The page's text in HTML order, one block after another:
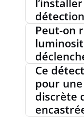
NOMBRE DE
PRODUCT
FOOTPRINT
Peut-on
Ce
pour
discrète